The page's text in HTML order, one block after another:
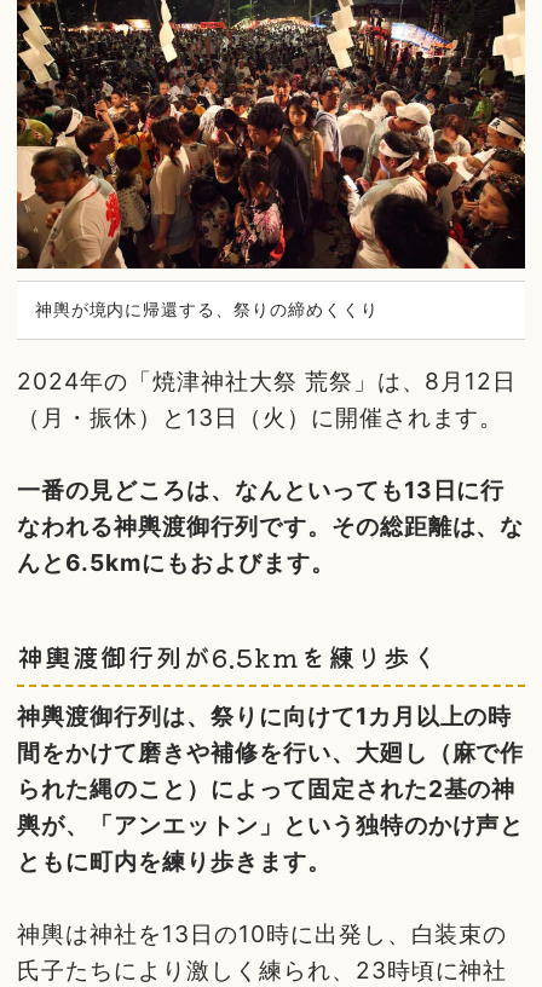
神輿が境内に帰還する、祭りの締めくくり
2024年の「焼津神社大祭 荒祭」は、8月12日
（月・振休）と13日（火）に開催されます。
一番の見どころは、なんといっても13日に行
なわれる神輿渡御行列です。その総距離は、な
んと6.5kmにもおよびます。
神輿渡御行列が6.5kmを練り歩く
神輿渡御行列は、祭りに向けて1カ月以上の時
間をかけて磨きや補修を行い、大廻し（麻で作
られた縄のこと）によって固定された2基の神
輿が、「アンエットン」という独特のかけ声と
ともに町内を練り歩きます。
神輿は神社を13日の10時に出発し、白装束の
氏子たちにより激しく練られ、23時頃に神社